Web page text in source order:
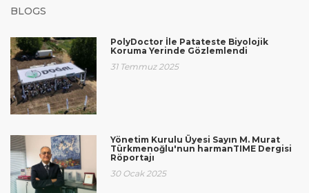
BLOGS
PolyDoctor İle Patateste Biyolojik
Koruma Yerinde Gözlemlendi
31 Temmuz 2025
Yönetim Kurulu Üyesi Sayın M. Murat
Türkmenoğlu'nun harmanTIME Dergisi
Röportajı
30 Ocak 2025